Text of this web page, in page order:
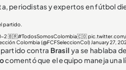
periodistas y expertos en fútbol
partido.
2 🇧🇷#TodosSomosColombia🇨🇴pic.twitter.com/
Colombia (@FCFSeleccionCol) January 27,
contra Brasil ya se hablaba
comentó que el equipo maneja una